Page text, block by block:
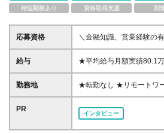
時短勤務あり
資格取得支援 副
応募資格
＼金融知識、営業経験の
ンサルタントの多くが中
パレル店員・事務員など
給与
★平均給与月額実績80.1
給与実績となります） ◆初任給月給：20万円から35
万円＋業績給＋賞与年4
補給は25ヵ月間支給しま
勤務地
★転勤なし ★リモートワ
く働き続けられます！ ■ご希望を考慮した上で勤務地
を決定いたします ■地域
関係を重視するため転勤なし ■U・Iターン歓迎 ■
24都道府県で同時募集実施 ▼下記都道府県にて
PR
インタビュー